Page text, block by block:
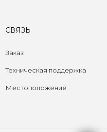
СВЯЗЬ
Заказ
Техническая поддержка
Местоположение